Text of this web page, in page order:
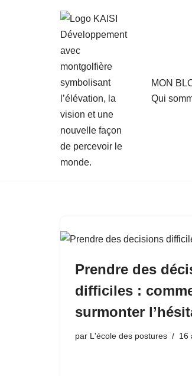
MON
Qui
Prendre des
difficiles :
surmonter
par L'école des postures 16